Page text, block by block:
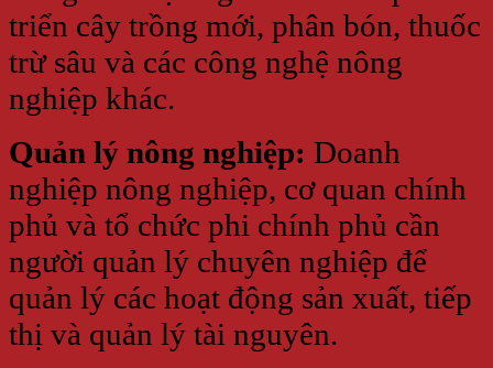
triển cây trồng mới, phân bón, thuốc
trừ sâu và các công nghệ nông
nghiệp khác.
Quản lý nông nghiệp: Doanh
nghiệp nông nghiệp, cơ quan chính
phủ và tổ chức phi chính phủ cần
người quản lý chuyên nghiệp để
quản lý các hoạt động sản xuất, tiếp
thị và quản lý tài nguyên.